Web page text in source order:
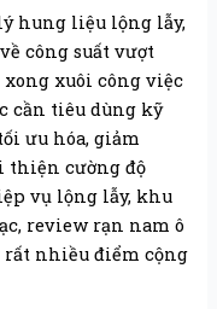
hung liệu lộng lẫy,
công suất vượt
xuôi công việc
cần tiêu dùng kỹ
ưu hóa, giảm
thiện cường độ
vụ lộng lẫy, khu
review rạn nam ô
rất nhiều điểm cộng